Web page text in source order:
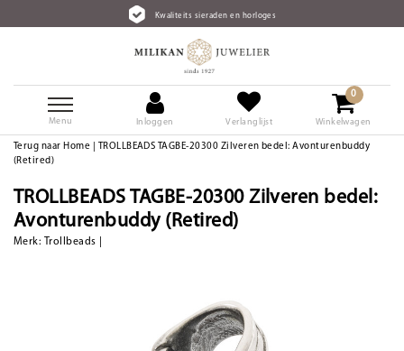
Kwaliteits sieraden en horloges
Menu Inloggen Verlanglijst
0
Winkelwagen
Terug naar Home
TROLLBEADS TAGBE-20300 Zilveren bedel: Avonturenbuddy
(Retired)
TROLLBEADS TAGBE-20300 Zilveren bedel:
Avonturenbuddy (Retired)
Merk: Trollbeads